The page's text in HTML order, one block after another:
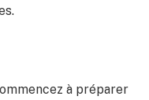
à préparer